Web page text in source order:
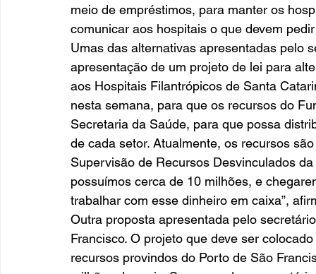
meio de empréstimos, para manter os
comunicar aos hospitais o que devem
Umas das alternativas apresentadas pelo
apresentação de um projeto de lei para
aos Hospitais Filantrópicos de Santa
nesta semana, para que os recursos do
Secretaria da Saúde, para que possa
de cada setor. Atualmente, os recursos
Supervisão de Recursos Desvinculados
possuímos cerca de 10 milhões, e
trabalhar com esse dinheiro em caixa”,
Outra proposta apresentada pelo
Francisco. O projeto que deve ser
recursos provindos do Porto de São